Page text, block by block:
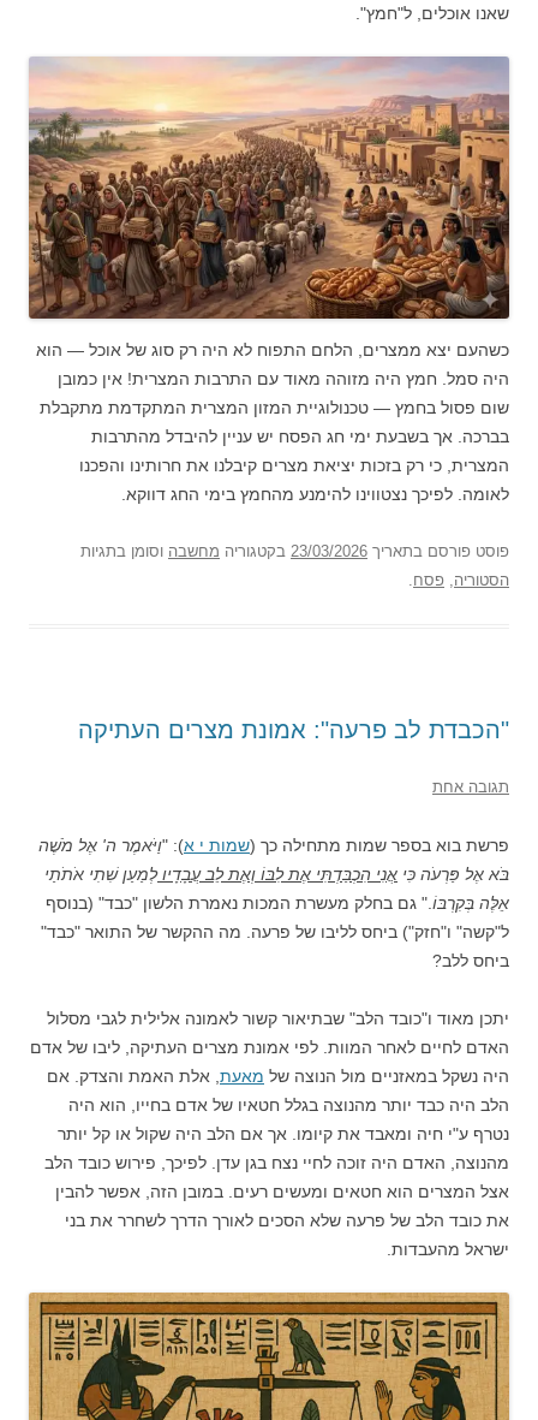
שאנו אוכלים, ל"חמץ".
כשהעם יצא ממצרים, הלחם התפוח לא היה רק סוג של אוכל — הוא
היה סמל. חמץ היה מזוהה מאוד עם התרבות המצרית! אין כמובן
שום פסול בחמץ — טכנולוגיית המזון המצרית המתקדמת מתקבלת
בברכה. אך בשבעת ימי חג הפסח יש עניין להיבדל מהתרבות
המצרית, כי רק בזכות יציאת מצרים קיבלנו את חרותינו והפכנו
לאומה. לפיכך נצטווינו להימנע מהחמץ בימי החג דווקא.
פוסט פורסם בתאריך 23/03/2026 בקטגוריה מחשבה וסומן בתגיות
הסטוריה, פסח.
"הכבדת לב פרעה": אמונת מצרים העתיקה
תגובה אחת
פרשת בוא בספר שמות מתחילה כך (שמות י א): "וַיֹּאמֶר ה' אֶל מֹשֶׁה
בֹּא אֶל פַּרְעֹה כִּי אֲנִי הִכְבַּדְתִּי אֶת לִבּוֹ וְאֶת לֵב עֲבָדָיולְמַעַן שִׁתִי אֹתֹתַי
אֵלֶּה בְּקִרְבּוֹ." גם בחלק מעשרת המכות נאמרת הלשון "כבד" (בנוסף
ל"קשה" ו"חזק") ביחס לליבו של פרעה. מה ההקשר של התואר "כבד"
ביחס ללב?
יתכן מאוד ו"כובד הלב" שבתיאור קשור לאמונה אלילית לגבי מסלול
האדם לחיים לאחר המוות. לפי אמונת מצרים העתיקה, ליבו של אדם
היה נשקל במאזניים מול הנוצה של מאעת, אלת האמת והצדק. אם
הלב היה כבד יותר מהנוצה בגלל חטאיו של אדם בחייו, הוא היה
נטרף ע"י חיה ומאבד את קיומו. אך אם הלב היה שקול או קל יותר
מהנוצה, האדם היה זוכה לחיי נצח בגן עדן. לפיכך, פירוש כובד הלב
אצל המצרים הוא חטאים ומעשים רעים. במובן הזה, אפשר להבין
את כובד הלב של פרעה שלא הסכים לאורך הדרך לשחרר את בני
ישראל מהעבדות.